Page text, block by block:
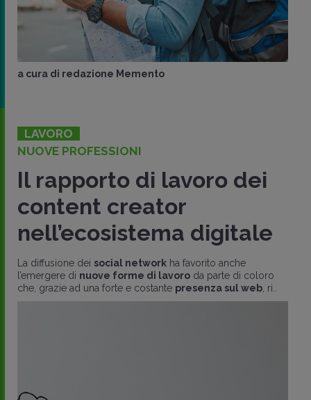
a cura di redazione Memento
LAVORO
NUOVE PROFESSIONI
Il rapporto di lavoro dei
content creator
nell’ecosistema digitale
La diffusione dei social network ha favorito anche
l’emergere di nuove forme di lavoro da parte di coloro
che, grazie ad una forte e costante presenza sul web , ri..